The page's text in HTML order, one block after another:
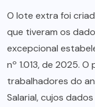
O lote extra foi
que tiveram os
excepcional
nº 1.013, de 2025.
trabalhadores do
Salarial, cujos